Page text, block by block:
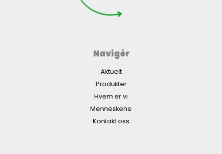
Navigér
Aktuelt
Produkter
Hvem er vi
Menneskene
Kontakt oss